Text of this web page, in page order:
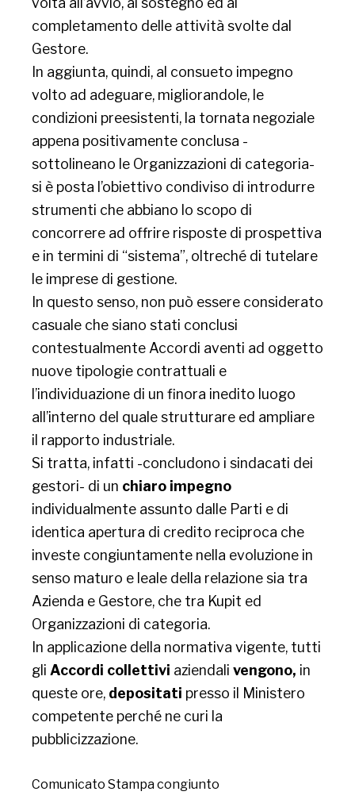
completamento delle attività svolte dal
Gestore.
In aggiunta, quindi, al consueto impegno
volto ad adeguare, migliorandole, le
condizioni preesistenti, la tornata negoziale
appena positivamente conclusa -
sottolineano le Organizzazioni di categoria-
si è posta l’obiettivo condiviso di introdurre
strumenti che abbiano lo scopo di
concorrere ad offrire risposte di prospettiva
e in termini di “sistema”, oltreché di tutelare
le imprese di gestione.
In questo senso, non può essere considerato
casuale che siano stati conclusi
contestualmente Accordi aventi ad oggetto
nuove tipologie contrattuali e
l’individuazione di un finora inedito luogo
all’interno del quale strutturare ed ampliare
il rapporto industriale.
Si tratta, infatti -concludono i sindacati dei
gestori- di un chiaro impegno
individualmente assunto dalle Parti e di
identica apertura di credito reciproca che
investe congiuntamente nella evoluzione in
senso maturo e leale della relazione sia tra
Azienda e Gestore, che tra Kupit ed
Organizzazioni di categoria.
In applicazione della normativa vigente, tutti
gli Accordi collettivi aziendali vengono, in
queste ore, depositati presso il Ministero
competente perché ne curi la
pubblicizzazione.
Comunicato Stampa congiunto